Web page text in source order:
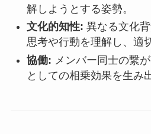
解しようとする姿勢。
文化的知性: 異なる文化
思考や行動を理解し、適
協働: メンバー同士の繋
としての相乗効果を生み